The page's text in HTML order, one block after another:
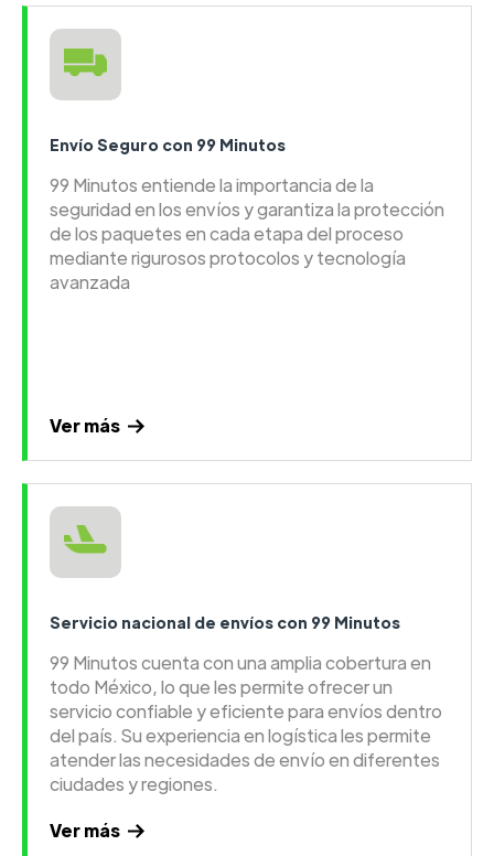
Envío Seguro con 99 Minutos
99 Minutos entiende la importancia de la
seguridad en los envíos y garantiza la protección
de los paquetes en cada etapa del proceso
mediante rigurosos protocolos y tecnología
avanzada
Ver más
Servicio nacional de envíos con 99 Minutos
99 Minutos cuenta con una amplia cobertura en
todo México, lo que les permite ofrecer un
servicio confiable y eficiente para envíos dentro
del país. Su experiencia en logística les permite
atender las necesidades de envío en diferentes
ciudades y regiones.
Ver más